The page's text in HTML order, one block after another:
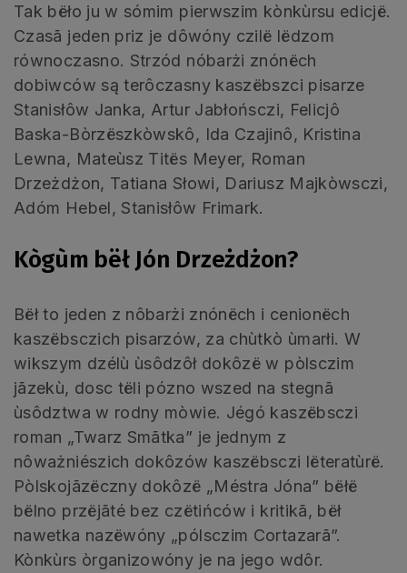
Tak bëło ju w sómim pierwszim kònkùrsu edicjë.
Czasã jeden priz je dôwóny czilë lëdzom
równoczasno. Strzód nóbarżi znónëch
dobiwców są terôczasny kaszëbszci pisarze
Stanisłôw Janka, Artur Jabłońsczi, Felicjô
Baska-Bòrzëszkòwskô, Ida Czajinô, Kristina
Lewna, Mateùsz Titës Meyer, Roman
Drzeżdżon, Tatiana Słowi, Dariusz Majkòwsczi,
Adóm Hebel, Stanisłôw Frimark.
Kògùm bëł Jón Drzeżdżon?
Bëł to jeden z nôbarżi znónëch i cenionëch
kaszëbsczich pisarzów, za chùtkò ùmarłi. W
wikszym dzélù ùsôdzôł dokôzë w pòlsczim
jãzekù, dosc tëli pózno wszed na stegnã
ùsôdztwa w rodny mòwie. Jégó kaszëbsczi
roman „Twarz Smãtka” je jednym z
nôważniészich dokôzów kaszëbsczi lëteratùrë.
Pòlskojãzëczny dokôzë „Méstra Jóna” bëłë
bëlno przëjãté bez czëtińców i kritikã, bëł
nawetka nazëwóny „pólsczim Cortazarã”.
Kònkùrs òrganizowóny je na jego wdôr.